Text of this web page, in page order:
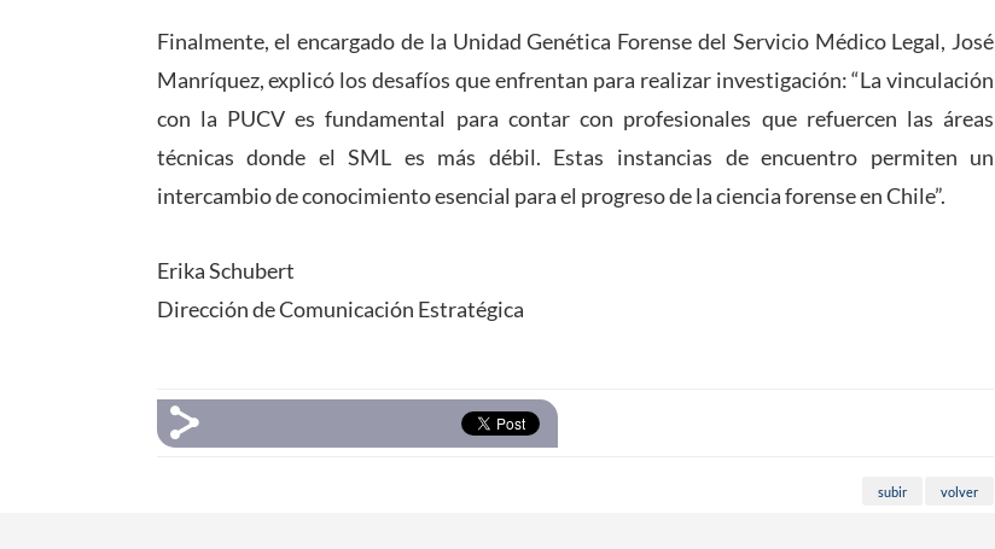
Finalmente, el encargado de la Unidad Genética Forense del Servicio Médico Legal, José
Manríquez, explicó los desafíos que enfrentan para realizar investigación: “La vinculación
con la PUCV es fundamental para contar con profesionales que refuercen las áreas
técnicas donde el SML es más débil. Estas instancias de encuentro permiten un
intercambio de conocimiento esencial para el progreso de la ciencia forense en Chile”.
Erika Schubert
Dirección de Comunicación Estratégica
subir volver